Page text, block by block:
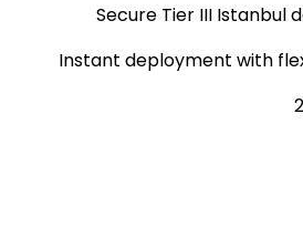
Secure Tier III Istanbul
Instant deployment with